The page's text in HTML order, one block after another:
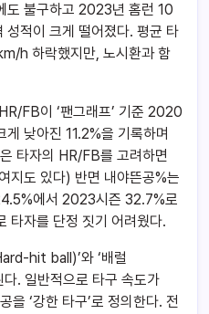
도 불구하고 2023년 홈런 10
성적이 크게 떨어졌다. 평균 타
h 하락했지만, 노시환과 함
FB이 ‘팬그래프’ 기준 2020
낮아진 11.2%을 기록하며
타자의 HR/FB를 고려하면
지도 있다) 반면 내야뜬공%는
에서 2023시즌 32.7%로
타자를 단정 짓기 어려웠다.
hit ball)’와 ‘배럴
. 일반적으로 타구 속도가
‘강한 타구’로 정의한다. 전